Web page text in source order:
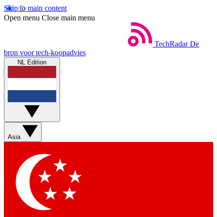
Skip to main content
Open menu Close main menu
TechRadar De
bron voor tech-koopadvies
NL Edition
Asia